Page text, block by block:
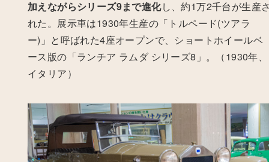
加えながらシリーズ9まで進化し、約1万2千台が生産
れた。展示車は1930年生産の「トルペード(ツアラ
ー)」と呼ばれた4座オープンで、ショートホイールベ
ース版の「ランチア ラムダ シリーズ8」。（1930年、
イタリア）